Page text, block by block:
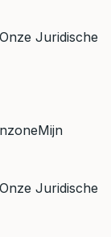
Onze Juridische
Mijn
Onze Juridische